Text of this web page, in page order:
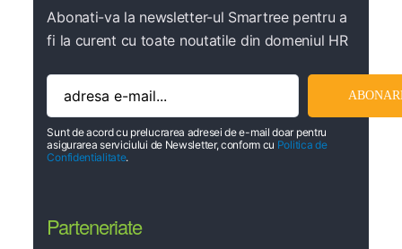
Abonati-va la newsletter-ul Smartree pentru a
fi la curent cu toate noutatile din domeniul HR
Sunt de acord cu prelucrarea adresei de e-mail doar pentru
asigurarea serviciului de Newsletter, conform cu Politica de
Confidentialitate.
Parteneriate